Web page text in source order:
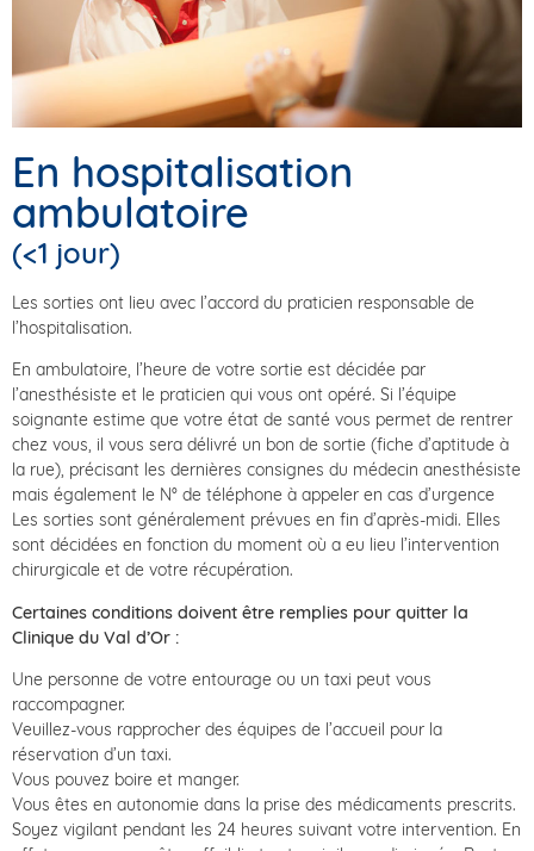
En hospitalisation
ambulatoire
(<1 jour)
Les sorties ont lieu avec l’accord du praticien responsable de
l’hospitalisation.
En ambulatoire, l’heure de votre sortie est décidée par
l’anesthésiste et le praticien qui vous ont opéré. Si l’équipe
soignante estime que votre état de santé vous permet de rentrer
chez vous, il vous sera délivré un bon de sortie (fiche d’aptitude à
la rue), précisant les dernières consignes du médecin anesthésiste
mais également le N° de téléphone à appeler en cas d’urgence
Les sorties sont généralement prévues en fin d’après-midi. Elles
sont décidées en fonction du moment où a eu lieu l’intervention
chirurgicale et de votre récupération.
Certaines conditions doivent être remplies pour quitter la
Clinique du Val d’Or :
Une personne de votre entourage ou un taxi peut vous
raccompagner.
Veuillez-vous rapprocher des équipes de l’accueil pour la
réservation d’un taxi.
Vous pouvez boire et manger.
Vous êtes en autonomie dans la prise des médicaments prescrits.
Soyez vigilant pendant les 24 heures suivant votre intervention. En